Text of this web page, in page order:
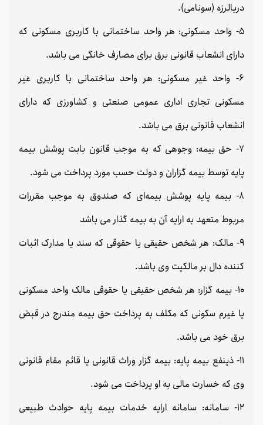
دریالرزه (سونامی).
5- واحد مسکونی: هر واحد ساختمانی با کاربری مسکونی که
دارای انشعاب قانونی برق برای مصارف خانگی می باشد.
6- واحد غیر مسکونی: هر واحد ساختمانی با کاربری غیر
مسکونی تجاری اداری عمومی صنعتی و کشاورزی که دارای
انشعاب قانونی برق می باشد.
7- حق بیمه: وجوهی که به موجب قانون بابت پوشش بیمه
پایه توسط بیمه گزاران و دولت حسب مورد پرداخت می شود.
8- بیمه پایه پوشش بیمه‌ای که صندوق به موجب مقررات
مربوط متعهد به ارایه آن به بیمه گذار می باشد
9- مالک: هر شخص حقیقی یا حقوقی که سند یا مدارک اثبات
کننده دال بر مالکیت وی باشد.
10- بیمه گزار: هر شخص حقیقی یا حقوقی مالک واحد مسکونی
یا غیرم سکونی که مکلف به پرداخت حق بیمه مندرج در قبض
برق خود می باشد.
11- ذینفع بیمه پایه: بیمه گزار وراث قانونی یا قائم مقام قانونی
وی که خسارت مالی به او پرداخت می شود.
12- سامانه: سامانه ارایه خدمات بیمه پایه حوادث طبیعی